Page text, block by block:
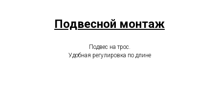
Подвесной монтаж
Подвес на трос.
Удобная регулировка по длине